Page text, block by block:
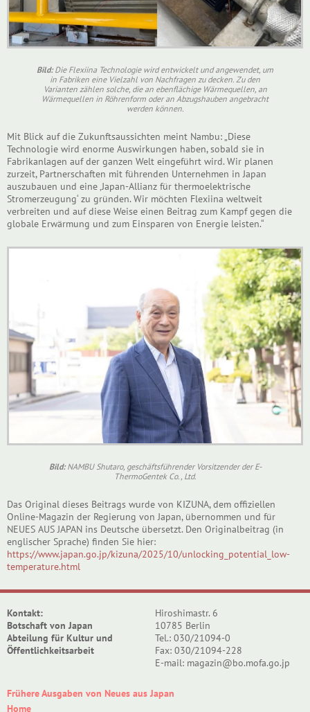
Bild:Die Flexiina Technologie wird entwickelt und angewendet, um
in Fabriken eine Vielzahl von Nachfragen zu decken. Zu den
Varianten zählen solche, die an ebenflächige Wärmequellen, an
Wärmequellen in Röhrenform oder an Abzugshauben angebracht
werden können.
Mit Blick auf die Zukunftsaussichten meint Nambu: „Diese
Technologie wird enorme Auswirkungen haben, sobald sie in
Fabrikanlagen auf der ganzen Welt eingeführt wird. Wir planen
zurzeit, Partnerschaften mit führenden Unternehmen in Japan
auszubauen und eine ‚Japan-Allianz für thermoelektrische
Stromerzeugung‘ zu gründen. Wir möchten Flexiina weltweit
verbreiten und auf diese Weise einen Beitrag zum Kampf gegen die
globale Erwärmung und zum Einsparen von Energie leisten.“
Bild:NAMBU Shutaro, geschäftsführender Vorsitzender der E-
ThermoGentek Co., Ltd.
Das Original dieses Beitrags wurde von KIZUNA, dem offiziellen
Online-Magazin der Regierung von Japan, übernommen und für
NEUES AUS JAPAN ins Deutsche übersetzt. Den Originalbeitrag (in
englischer Sprache) finden Sie hier:
https://www.japan.go.jp/kizuna/2025/10/unlocking_potential_low-
temperature.html
Kontakt:
Botschaft von Japan
Abteilung für Kultur und
Öffentlichkeitsarbeit
Hiroshimastr. 6
10785 Berlin
Tel.: 030/21094-0
Fax: 030/21094-228
E-mail: magazin@bo.mofa.go.jp
Frühere Ausgaben von Neues aus Japan
Home